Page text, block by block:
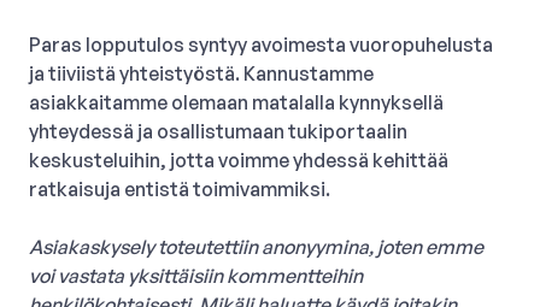
Paras lopputulos syntyy avoimesta vuoropuhelusta
ja tiiviistä yhteistyöstä. Kannustamme
asiakkaitamme olemaan matalalla kynnyksellä
yhteydessä ja osallistumaan tukiportaalin
keskusteluihin, jotta voimme yhdessä kehittää
ratkaisuja entistä toimivammiksi.
Asiakaskysely toteutettiin anonyymina, joten emme
voi vastata yksittäisiin kommentteihin